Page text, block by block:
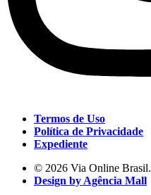
Termos de Uso
Política de Privacidade
Expediente
© 2026 Via Online Brasil.
Design by Agência Mall